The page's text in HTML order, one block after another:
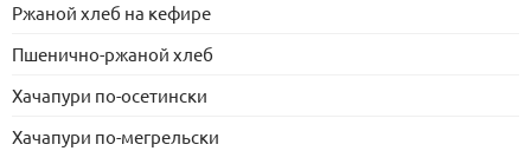
Ржаной хлеб на кефире
Пшенично-ржаной хлеб
Хачапури по-осетински
Хачапури по-мегрельски